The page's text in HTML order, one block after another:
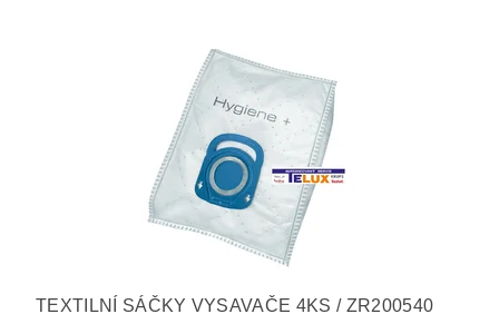
TEXTILNÍ SÁČKY VYSAVAČE 4KS / ZR200540